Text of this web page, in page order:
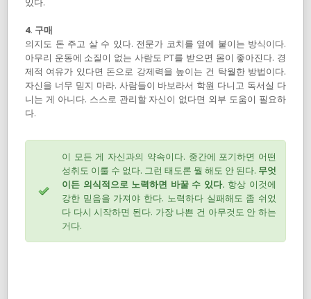
4. 구매
의지도 돈 주고 살 수 있다. 전문가 코치를 옆에 붙이는 방식이다.
아무리 운동에 소질이 없는 사람도 PT를 받으면 몸이 좋아진다. 경
제적 여유가 있다면 돈으로 강제력을 높이는 건 탁월한 방법이다.
자신을 너무 믿지 마라. 사람들이 바보라서 학원 다니고 독서실 다
니는 게 아니다. 스스로 관리할 자신이 없다면 외부 도움이 필요하
다.
이 모든 게 자신과의 약속이다. 중간에 포기하면 어떤
성취도 이룰 수 없다. 그런 태도론 뭘 해도 안 된다. 무엇
이든 의식적으로 노력하면 바꿀 수 있다. 항상 이것에
강한 믿음을 가져야 한다. 노력하다 실패해도 좀 쉬었
다 다시 시작하면 된다. 가장 나쁜 건 아무것도 안 하는
거다.